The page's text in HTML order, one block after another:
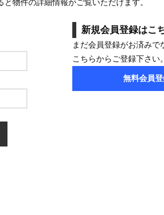
と物件の詳細情報がご覧いただけます。
新規会員登録はこ
まだ会員登録がお済みで
こちらからご登録下さい。
無料会員